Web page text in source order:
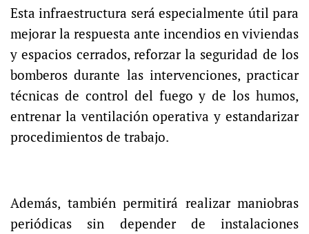
Esta infraestructura será especialmente útil para
mejorar la respuesta ante incendios en viviendas
y espacios cerrados, reforzar la seguridad de los
bomberos durante las intervenciones, practicar
técnicas de control del fuego y de los humos,
entrenar la ventilación operativa y estandarizar
procedimientos de trabajo.
Además, también permitirá realizar maniobras
periódicas sin depender de instalaciones